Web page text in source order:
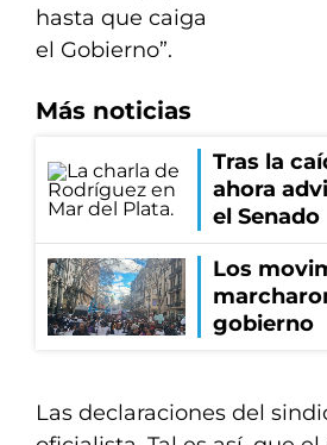
hasta que caiga
el Gobierno”.
Más noticias
Tras la
ahora
el Senado
Los
gobierno
Las declaraciones del